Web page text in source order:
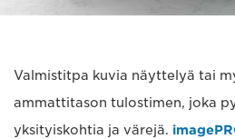
Valmistitpa kuvia näyttelyä tai
ammattitason tulostimen, joka
yksityiskohtia ja värejä.